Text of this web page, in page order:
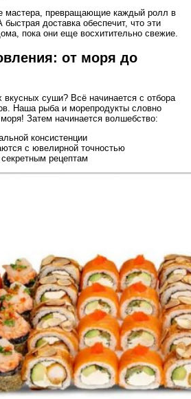
мастера, превращающие каждый ролл в
быстрая доставка обеспечит, что эти
пока они еще восхитительно свежие.
от моря до
вкусных суши? Всё начинается с отбора
Наша рыба и морепродукты словно
Затем начинается волшебство:
консистенции
с ювелирной точностью
рецептам